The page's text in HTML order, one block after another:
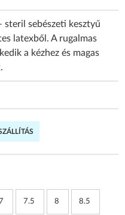
sebészeti kesztyű
latexből. A rugalmas
a kézhez és magas
7.5 8 8.5